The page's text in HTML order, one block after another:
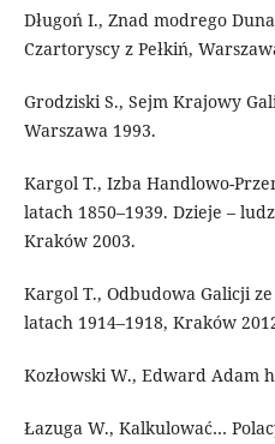
Długoń I., Znad modrego
Czartoryscy z Pełkiń,
Grodziski S., Sejm Krajowy
Warszawa 1993.
Kargol T., Izba Handlowo-
latach 1850–1939. Dzieje –
Kraków 2003.
Kargol T., Odbudowa Galicji
latach 1914–1918, Kraków
Kozłowski W., Edward Adam
Łazuga W., Kalkulować…